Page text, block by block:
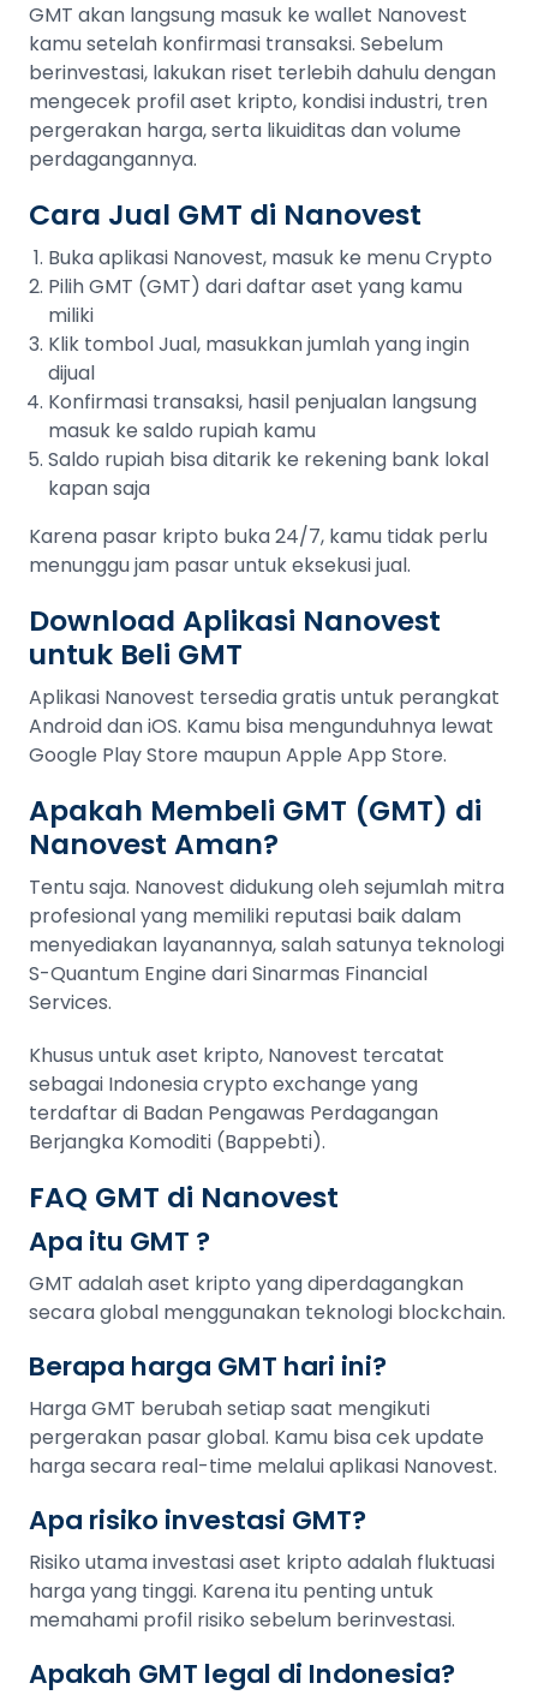
GMT akan langsung masuk ke wallet Nanovest
kamu setelah konfirmasi transaksi. Sebelum
berinvestasi, lakukan riset terlebih dahulu dengan
mengecek profil aset kripto, kondisi industri, tren
pergerakan harga, serta likuiditas dan volume
perdagangannya.
Cara Jual GMT di Nanovest
Buka aplikasi Nanovest, masuk ke menu Crypto
Pilih GMT (GMT) dari daftar aset yang kamu
miliki
Klik tombol Jual, masukkan jumlah yang ingin
dijual
Konfirmasi transaksi, hasil penjualan langsung
masuk ke saldo rupiah kamu
Saldo rupiah bisa ditarik ke rekening bank lokal
kapan saja
Karena pasar kripto buka 24/7, kamu tidak perlu
menunggu jam pasar untuk eksekusi jual.
Download Aplikasi Nanovest
untuk Beli GMT
Aplikasi Nanovest tersedia gratis untuk perangkat
Android dan iOS. Kamu bisa mengunduhnya lewat
Google Play Store maupun Apple App Store.
Apakah Membeli GMT (GMT) di
Nanovest Aman?
Tentu saja. Nanovest didukung oleh sejumlah mitra
profesional yang memiliki reputasi baik dalam
menyediakan layanannya, salah satunya teknologi
S-Quantum Engine dari Sinarmas Financial
Services.
Khusus untuk aset kripto, Nanovest tercatat
sebagai Indonesia crypto exchange yang
terdaftar di Badan Pengawas Perdagangan
Berjangka Komoditi (Bappebti).
FAQ GMT di Nanovest
Apa itu GMT ?
GMT adalah aset kripto yang diperdagangkan
secara global menggunakan teknologi blockchain.
Berapa harga GMT hari ini?
Harga GMT berubah setiap saat mengikuti
pergerakan pasar global. Kamu bisa cek update
harga secara real-time melalui aplikasi Nanovest.
Apa risiko investasi GMT?
Risiko utama investasi aset kripto adalah fluktuasi
harga yang tinggi. Karena itu penting untuk
memahami profil risiko sebelum berinvestasi.
Apakah GMT legal di Indonesia?